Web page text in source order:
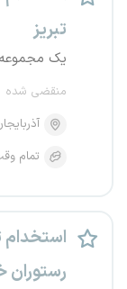
تبریز
یک
منقضی شده
تمام
استخدام
رستوران